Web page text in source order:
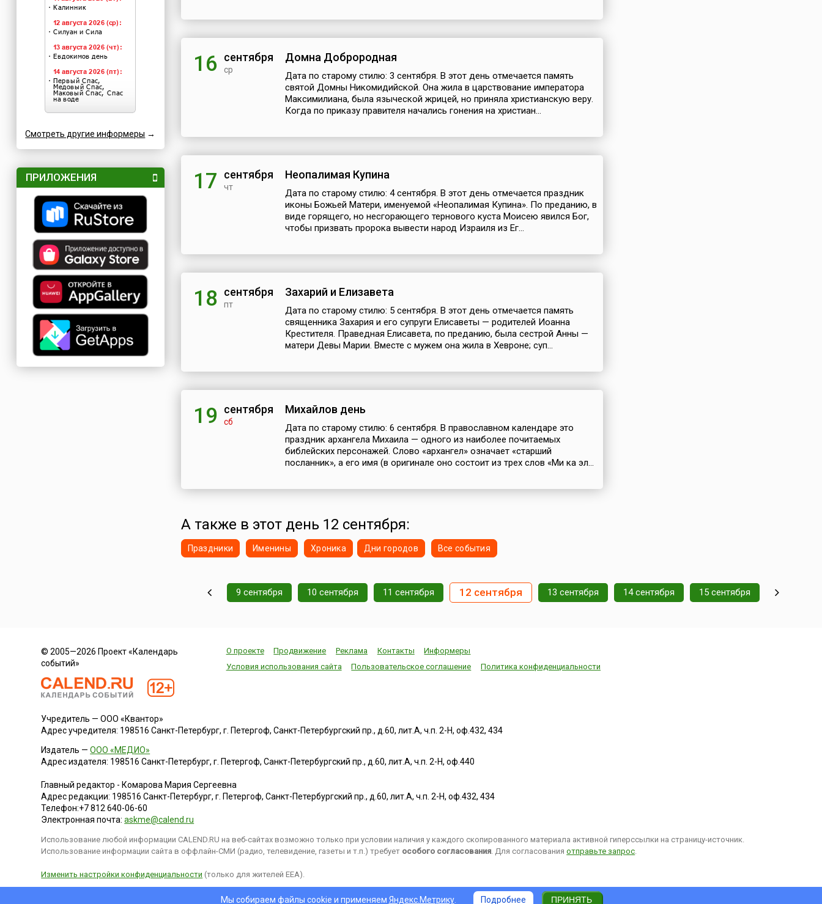
Смотреть другие информеры →
ПРИЛОЖЕНИЯ
16 сентября
ср
Домна Доброродная
Дата по старому стилю: 3 сентября. В этот день отмечается память
святой Домны Никомидийской. Она жила в царствование императора
Максимилиана, была языческой жрицей, но приняла христианскую веру.
Когда по приказу правителя начались гонения на христиан...
17 сентября
чт
Неопалимая Купина
Дата по старому стилю: 4 сентября. В этот день отмечается праздник
иконы Божьей Матери, именуемой «Неопалимая Купина». По преданию, в
виде горящего, но несгорающего тернового куста Моисею явился Бог,
чтобы призвать пророка вывести народ Израиля из Ег...
18 сентября
пт
Захарий и Елизавета
Дата по старому стилю: 5 сентября. В этот день отмечается память
священника Захария и его супруги Елисаветы — родителей Иоанна
Крестителя. Праведная Елисавета, по преданию, была сестрой Анны —
матери Девы Марии. Вместе с мужем она жила в Хевроне; суп...
19 сентября
сб
Михайлов день
Дата по старому стилю: 6 сентября. В православном календаре это
праздник архангела Михаила — одного из наиболее почитаемых
библейских персонажей. Слово «архангел» означает «старший
посланник», а его имя (в оригинале оно состоит из трех слов «Ми ка эл...
А также в этот день 12 сентября:
Праздники Именины Хроника Дни городов Все события
9 сентября 10 сентября 11 сентября 12 сентября 13 сентября 14 сентября 15 сентября
© 2005—2026 Проект «Календарь
событий»
О проекте Продвижение Реклама Контакты
Информеры
Условия использования сайта
Пользовательское соглашение Политика конфиденциальности
Учредитель — ООО «Квантор»
Адрес учредителя: 198516 Санкт-Петербург, г. Петергоф, Санкт-Петербургский пр., д.60, лит.А, ч.п. 2-Н, оф.432, 434
Издатель —ООО «МЕДИО»
Адрес издателя: 198516 Санкт-Петербург, г. Петергоф, Санкт-Петербургский пр., д.60, лит.А, ч.п. 2-Н, оф.440
Главный редактор - Комарова Мария Сергеевна
Адрес редакции: 198516 Санкт-Петербург, г. Петергоф,Санкт-Петербургский пр., д.60, лит.А, ч.п. 2-Н, оф.432, 434
Телефон:+7 812 640-06-60
Электронная почта:askme@calend.ru
Использование любой информации CALEND.RU на веб-сайтах возможно только при условии наличия у каждого скопированного материала активной гиперссылки на страницу-источник.
Использование информации сайта в оффлайн-СМИ (радио, телевидение, газеты и т.п.) требует особого согласования. Для согласованияотправьте запрос.
Изменить настройки конфиденциальности (только для жителей EEA).
Мы собираем файлы cookie и применяем Яндекс.Метрику. Подробнее ПРИНЯТЬ